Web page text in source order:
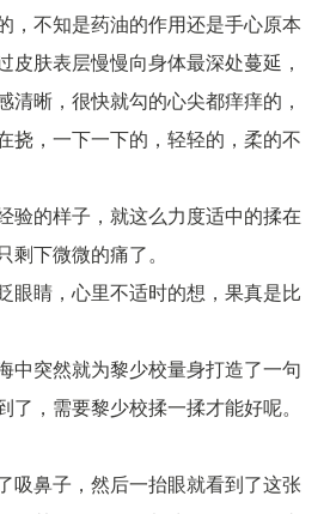
，不知是药油的作用还是手心原本
皮肤表层慢慢向身体最深处蔓延，
清晰，很快就勾的心尖都痒痒的，
挠，一下一下的，轻轻的，柔的不
验的样子，就这么力度适中的揉在
下微微的痛了。
眼睛，心里不适时的想，果真是比
中突然就为黎少校量身打造了一句
了，需要黎少校揉一揉才能好呢。
吸鼻子，然后一抬眼就看到了这张